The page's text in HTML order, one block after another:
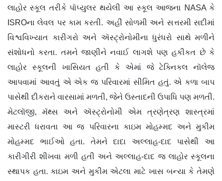
લાહોર સ્કૂલ તરીકે પૉપ્યુલર થયેલી આ સ્કૂલ આજના NASA કે
ISROના લેવલ પર કામ કરતી. અહીં સોળમી અને સત્તરમી સદીમાં
વિશ્વવિખ્યાત કારીગરો અને ઍસ્ટ્રોનોમીના ધુરંધરો સાથે મળીને
સંશોધનો કરતા. તમને જાણીને નવાઈ લાગશે પણ હકીકત છે કે
લાહોર સ્કૂલની ખાસિયત હતી કે એમાં જે ટેક્નિકલ નૉલેજ
આપવામાં આવતું એ એક જ પરિવારમાં સીમિત હતું. એ કળા બાપ
પાસેથી દીકરાને વારસામાં મળતી, જેને ઉસ્તાદની ઉપાધિ પણ મળતી.
મેટલૉજી, મૅથ્સ અને ઍસ્ટ્રોનોમી એમ ત્રણેત્રણ શાસ્ત્રમાં
માસ્ટરી ધરાવતા આ જ પરિવારના કાઇમ મોહમ્મદ અને મુકીમ
મોહમ્મદ ભાઈઓ હતા. તેમને દાદા અલ્લાહ-દાદ પાસેથી આ
કારીગીરી શીખવા મળી હતી અને અલ્લાહ-દાદ જ લાહોર સ્કૂલના
સ્થાપક હતા. કાઇમ અને મુકીમ એટલા માટે ખાસ બન્યા કે તેમણે